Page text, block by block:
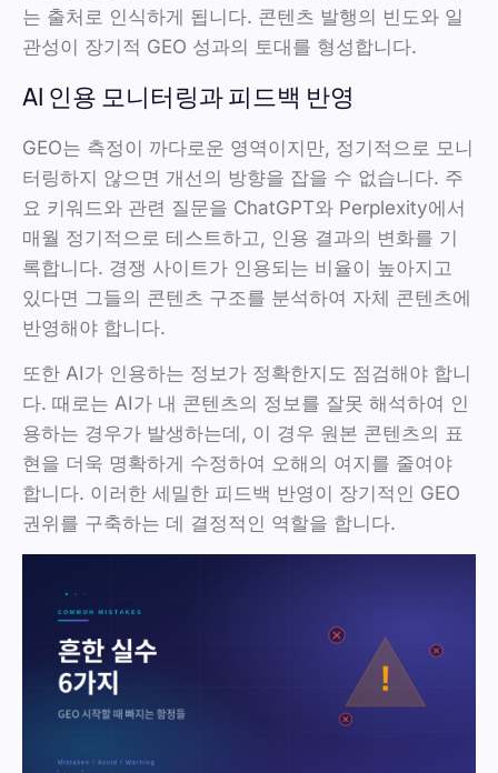
는 출처로 인식하게 됩니다. 콘텐츠 발행의 빈도와 일
관성이 장기적 GEO 성과의 토대를 형성합니다.
AI 인용 모니터링과 피드백 반영
GEO는 측정이 까다로운 영역이지만, 정기적으로 모니
터링하지 않으면 개선의 방향을 잡을 수 없습니다. 주
요 키워드와 관련 질문을 ChatGPT와 Perplexity에서
매월 정기적으로 테스트하고, 인용 결과의 변화를 기
록합니다. 경쟁 사이트가 인용되는 비율이 높아지고
있다면 그들의 콘텐츠 구조를 분석하여 자체 콘텐츠에
반영해야 합니다.
또한 AI가 인용하는 정보가 정확한지도 점검해야 합니
다. 때로는 AI가 내 콘텐츠의 정보를 잘못 해석하여 인
용하는 경우가 발생하는데, 이 경우 원본 콘텐츠의 표
현을 더욱 명확하게 수정하여 오해의 여지를 줄여야
합니다. 이러한 세밀한 피드백 반영이 장기적인 GEO
권위를 구축하는 데 결정적인 역할을 합니다.